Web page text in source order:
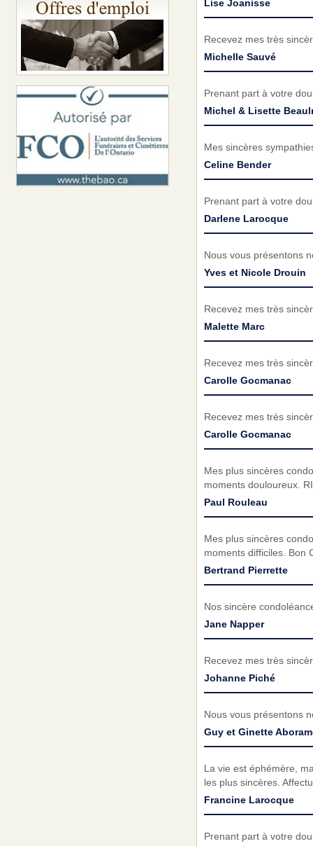
Lise Joanisse
Recevez mes très
Michelle Sauvé
Prenant part à votre
Michel & Lisette
Mes sincères
Celine Bender
Prenant part à votre
Darlene Larocque
Nous vous présentons
Yves et Nicole Drouin
Recevez mes très
Malette Marc
Recevez mes très
Carolle Gocmanac
Recevez mes très
Carolle Gocmanac
Mes plus sincères
moments douloureux.
Paul Rouleau
Mes plus sincères
moments difficiles. Bon
Bertrand Pierrette
Nos sincère
Jane Napper
Recevez mes très
Johanne Piché
Nous vous présentons
Guy et Ginette
La vie est éphémère,
les plus sincères.
Francine Larocque
Prenant part à votre